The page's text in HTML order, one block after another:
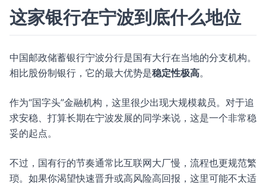
这家银行在宁波到底什么地位
中国邮政储蓄银行宁波分行是国有大行在当地的分支机构。
相比股份制银行，它的最大优势是稳定性极高。
作为“国字头”金融机构，这里很少出现大规模裁员。对于追
求安稳、打算长期在宁波发展的同学来说，这是一个非常稳
妥的起点。
不过，国有行的节奏通常比互联网大厂慢，流程也更规范繁
琐。如果你渴望快速晋升或高风险高回报，这里可能不太适